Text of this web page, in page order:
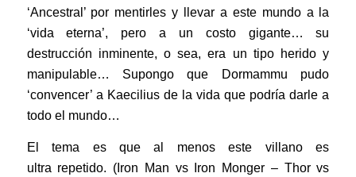
‘Ancestral’ por mentirles y llevar a este mundo a la
‘vida eterna’, pero a un costo gigante… su
destrucción inminente, o sea, era un tipo herido y
manipulable… Supongo que Dormammu pudo
‘convencer’ a Kaecilius de la vida que podría darle a
todo el mundo…
El tema es que al menos este villano es
ultra repetido. (Iron Man vs Iron Monger – Thor vs